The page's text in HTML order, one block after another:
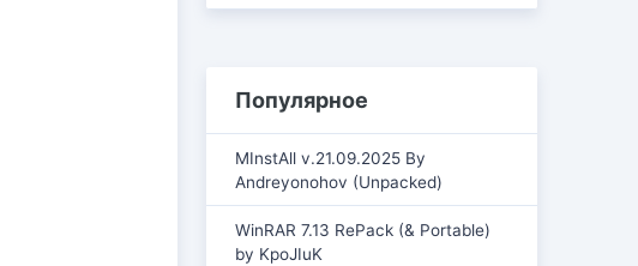
Популярное
MInstAll v.21.09.2025 By
Andreyonohov (Unpacked)
WinRAR 7.13 RePack (& Portable)
by KpoJIuK